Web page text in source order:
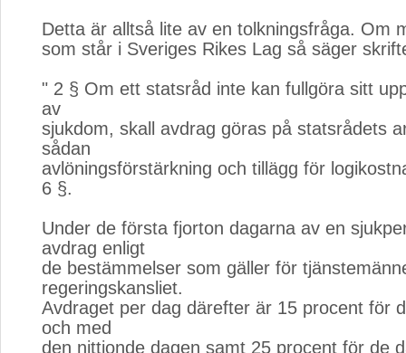
Detta är alltså lite av en tolkningsfråga. Om
som står i Sveriges Rikes Lag så säger
" 2 § Om ett statsråd inte kan fullgöra sitt
av
sjukdom, skall avdrag göras på statsrådets
sådan
avlöningsförstärkning och tillägg för
6 §.
Under de första fjorton dagarna av en
avdrag enligt
de bestämmelser som gäller för
regeringskansliet.
Avdraget per dag därefter är 15 procent för
och med
den nittionde dagen samt 25 procent för de